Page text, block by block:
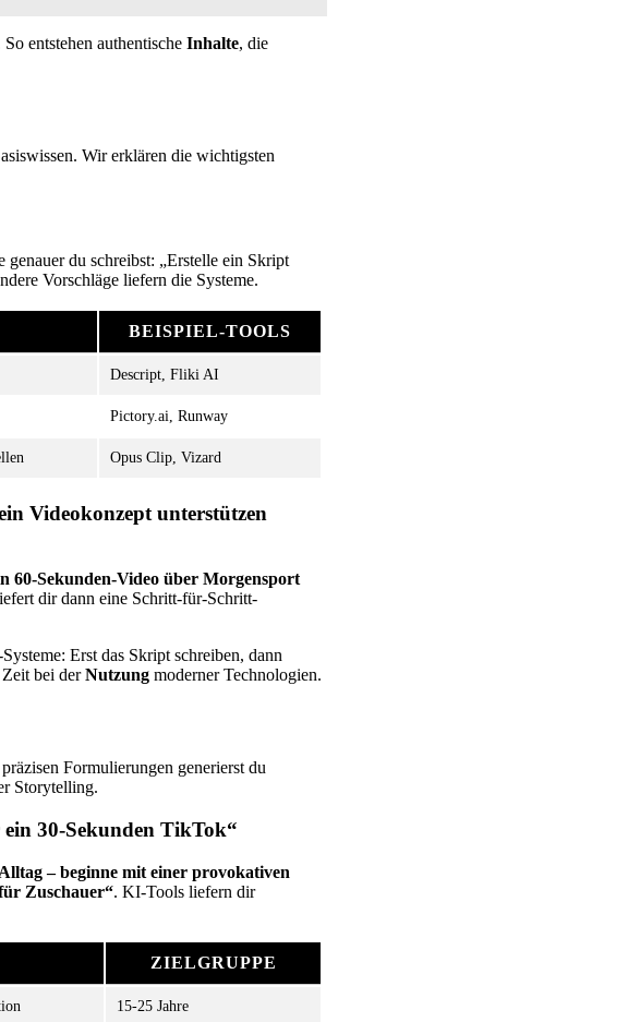
So entstehen authentische Inhalte, die
Wir erklären die wichtigsten
du schreibst: „Erstelle ein Skript
Vorschläge liefern die Systeme.
BEISPIEL-TOOLS
Descript, Fliki AI
Pictory.ai, Runway
Opus Clip, Vizard
Videokonzept unterstützen
60-Sekunden-Video über Morgensport
dir dann eine Schritt-für-Schritt-
Erst das Skript schreiben, dann
bei derNutzung moderner Technologien.
Formulierungen generierst du
Storytelling.
30-Sekunden TikTok“
– beginne mit einer provokativen
Zuschauer“. KI-Tools liefern dir
ZIELGRUPPE
15-25 Jahre